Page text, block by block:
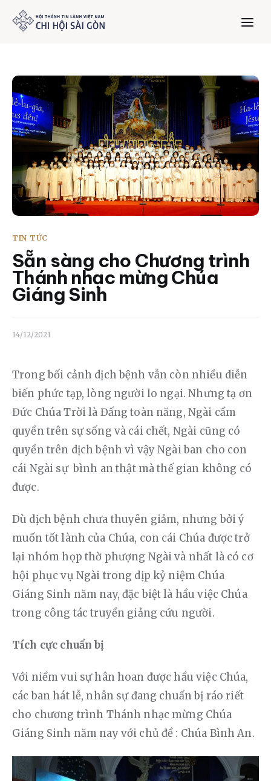
Trang chủ
Giới thiệu
Dưỡng Linh
Thư viện
Bản tin
Liên hệ
Dâng hiến
TIN TỨC
Sẵn sàng cho Chương trình
Thánh nhạc mừng Chúa
Giáng Sinh
14/12/2021
Trong bối cảnh dịch bệnh vẫn còn nhiều diễn
biến phức tạp, lòng người lo ngại. Nhưng tạ ơn
Đức Chúa Trời là Đấng toàn năng, Ngài cầm
quyền trên sự sống và cái chết, Ngài cũng có
quyền trên dịch bệnh vì vậy Ngài ban cho con
cái Ngài sự  bình an thật mà thế gian không có
được.
Dù dịch bệnh chưa thuyên giảm, nhưng bởi ý
muốn tốt lành của Chúa, con cái Chúa được trở
lại nhóm họp thờ phượng Ngài và nhất là có cơ
hội phục vụ Ngài trong dịp kỷ niệm Chúa
Giáng Sinh năm nay, đặc biệt là hầu việc Chúa
trong công tác truyền giảng cứu người.
Tích cực chuẩn bị
Với niềm vui sự hân hoan được hầu việc Chúa,
các ban hát lễ, nhân sự đang chuẩn bị ráo riết
cho chương trình Thánh nhạc mừng Chúa
Giáng Sinh năm nay với chủ đề : Chúa Bình An.